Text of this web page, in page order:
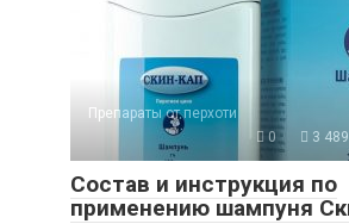
Препараты от перхоти
0
3
Состав и инструкция по
применению шампуня